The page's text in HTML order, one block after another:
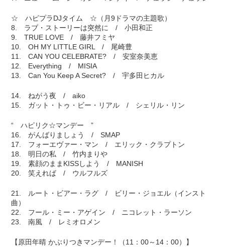
☆ ハピプラDJタイム ☆（月9ドラマの主題歌）
8. ラブ・ストーリーは突然に / 小田和正
9. TRUE LOVE / 藤井フミヤ
10. OH MY LITTLE GIRL / 尾崎豊
11. CAN YOU CELEBRATE? / 安室奈美恵
12. Everything / MISIA
13. Can You Keep A Secret? / 宇多田ヒカル
14. ねがう夜 / aiko
15. ガット・トゥ・ビー・リアル / シェリル・リン
“ ハピリク☆マンデー ”
16. がんばりましょう / SMAP
17. フォーエヴァー・マン / エリック・クラプトン
18. 明日の私 / 竹内まりや
19. 素顔のままKISSしよう / MANISH
20. 笑えれば / ウルフルズ
21. ルート・ビアー・ラグ / ビリー・ジョエル（インスト
曲）
22. フール・ミー・アゲイン / ニコレット・ラーソン
23. 南風 / レミオロメン
【原田年晴 かぶりつきマンデー！（11：00～14：00）】